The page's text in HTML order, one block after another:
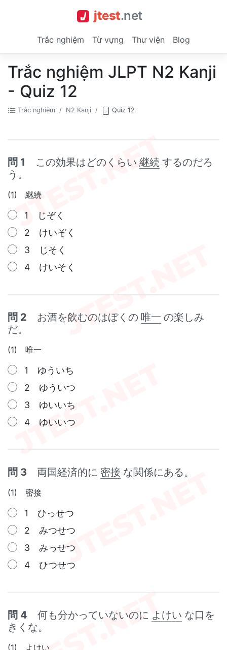
jtest.net
Trắc nghiệm Từ vựng Thư viện Blog
Trắc nghiệm JLPT N2 Kanji
- Quiz 12
Trắc nghiệm N2 Kanji Quiz 12
問 1 この効果はどのくらい 継続 するのだろ
う。
(1) 継続
1 じぞく
2 けいぞく
3 じそく
4 けいそく
問 2 お酒を飲むのはぼくの 唯一 の楽しみ
だ。
(1) 唯一
1 ゆういち
2 ゆういつ
3 ゆいいち
4 ゆいいつ
問 3 両国経済的に 密接 な関係にある。
(1) 密接
1 ひっせつ
2 みつせつ
3 みっせつ
4 ひつせつ
問 4 何も分かっていないのに よけい な口を
きくな。
(1) よけい